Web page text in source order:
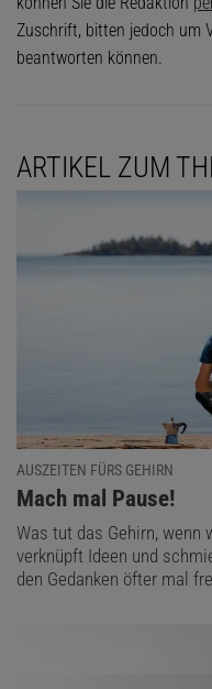
Zuschrift, bitten jedoch um
beantworten können.
ARTIKEL ZUM
AUSZEITEN FÜRS GEHIRN
:
Mach mal Pause!
Was tut das Gehirn, wenn
verknüpft Ideen und
den Gedanken öfter mal